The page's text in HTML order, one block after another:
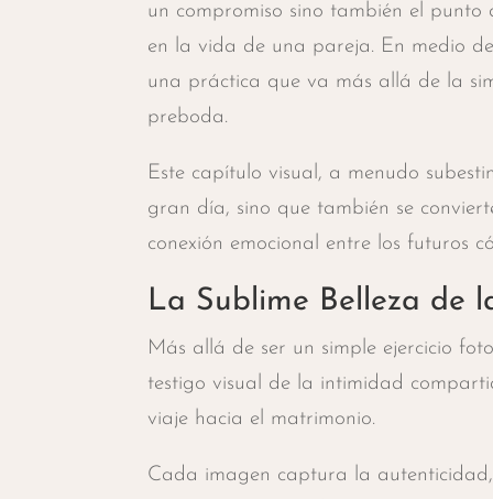
un compromiso sino también el
en la vida de una pareja. En medio
una práctica que va más allá de la
preboda.
Este capítulo visual, a menudo
gran día, sino que también se
conexión emocional entre los futuros
La Sublime Belleza de
Más allá de ser un simple ejercicio
testigo visual de la intimidad
viaje hacia el matrimonio.
Cada imagen captura la